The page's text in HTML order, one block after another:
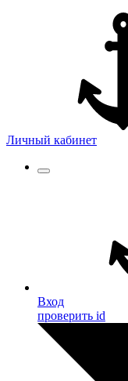
Личный кабинет
Вход
проверить id